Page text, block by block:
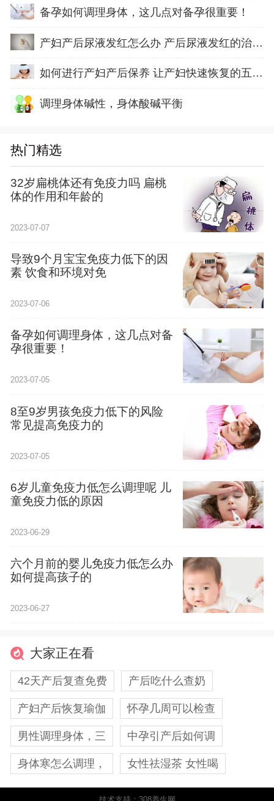
备孕如何调理身体，这几点对备孕很重要！
产妇产后尿液发红怎么办 产后尿液发红的治疗方
如何进行产妇产后保养 让产妇快速恢复的五方面
调理身体碱性，身体酸碱平衡
热门精选
32岁扁桃体还有免疫力吗 扁桃
体的作用和年龄的
2023-07-07
导致9个月宝宝免疫力低下的因
素 饮食和环境对免
2023-07-06
备孕如何调理身体，这几点对备
孕很重要！
2023-07-05
8至9岁男孩免疫力低下的风险
常见提高免疫力的
2023-07-05
6岁儿童免疫力低怎么调理呢 儿
童免疫力低的原因
2023-06-29
六个月前的婴儿免疫力低怎么办
如何提高孩子的
2023-06-27
大家正在看
42天产后复查免费 产后吃什么查奶
产妇产后恢复瑜伽 怀孕几周可以检查
男性调理身体，三 中孕引产后如何调
身体寒怎么调理， 女性祛湿茶 女性喝